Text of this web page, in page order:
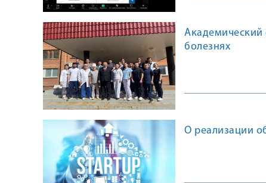
Академический
болезнях
О реализации